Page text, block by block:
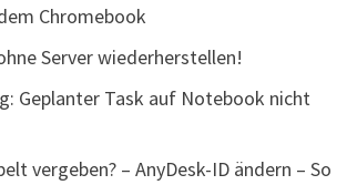
Chromebook
Server wiederherstellen!
Geplanter Task auf Notebook nicht
vergeben? – AnyDesk-ID ändern – So